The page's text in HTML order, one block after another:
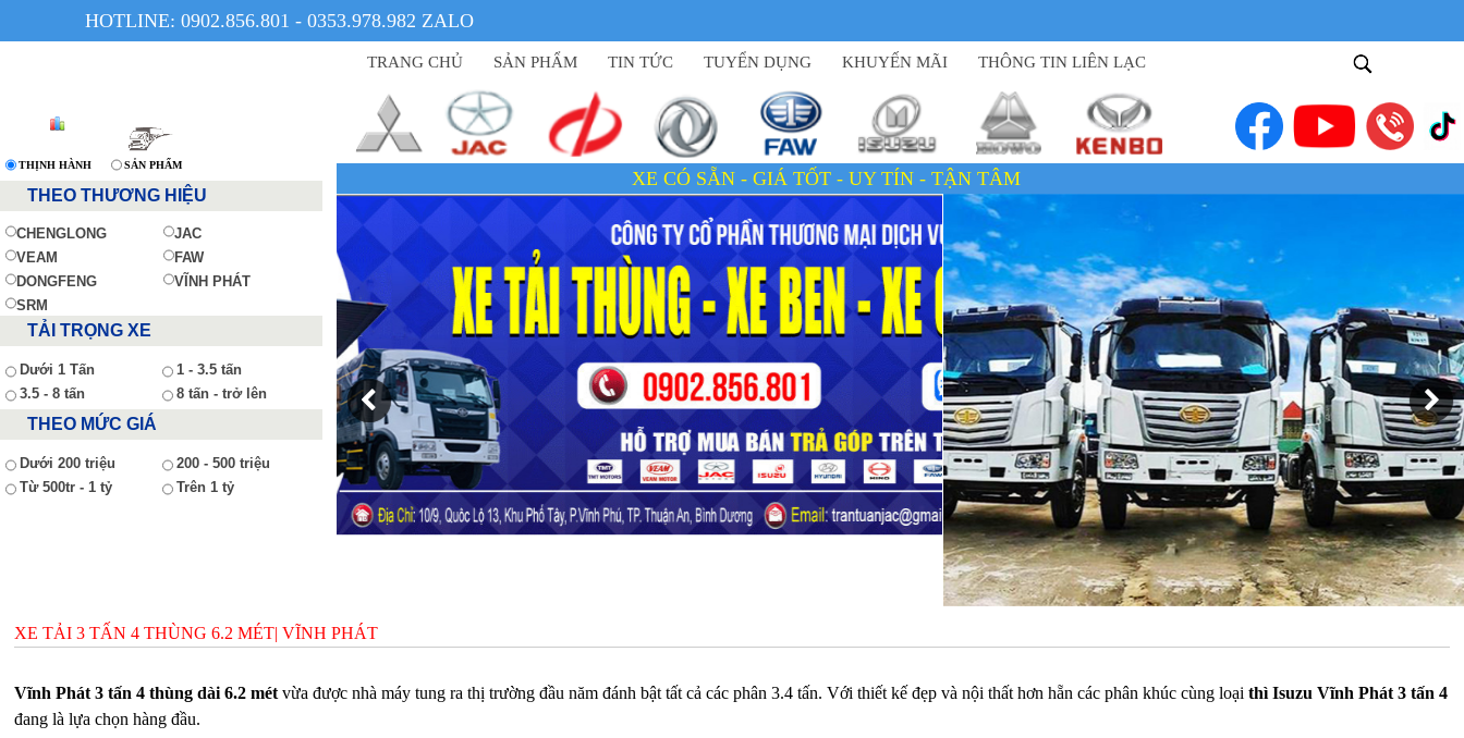
HOTLINE: 0902.856.801 - 0353.978.982 ZALO
TRANG CHỦ SẢN PHẨM TIN TỨC TUYỂN DỤNG KHUYẾN MÃI THÔNG TIN LIÊN LẠC
XE CÓ SẴN - GIÁ TỐT - UY TÍN - TẬN TÂM
THỊNH HÀNH SẢN PHẨM
THEO THƯƠNG HIỆU
CHENGLONG
JAC
VEAM
FAW
DONGFENG
VĨNH PHÁT
SRM
TẢI TRỌNG XE
Dưới 1 Tấn
1 - 3.5 tấn
3.5 - 8 tấn
8 tấn - trở lên
THEO MỨC GIÁ
Dưới 200 triệu
200 - 500 triệu
Từ 500tr - 1 tỷ
Trên 1 tỷ
XE TẢI 3 TẤN 4 THÙNG 6.2 MÉT| VĨNH PHÁT
Vĩnh Phát 3 tấn 4 thùng dài 6.2 mét vừa được nhà máy tung ra thị trường đầu năm đánh bật tất cả các phân 3.4 tấn. Với thiết kế đẹp và nội thất hơn hẵn các phân khúc cùng loạithì Isuzu Vĩnh Phát 3 tấn 4
đang là lựa chọn hàng đầu.